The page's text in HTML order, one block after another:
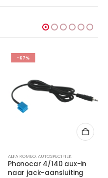
-67%
ALFA ROMEO,AUTOSPECIFIEK
Phonocar 4/140 aux-in
naar jack-aansluiting